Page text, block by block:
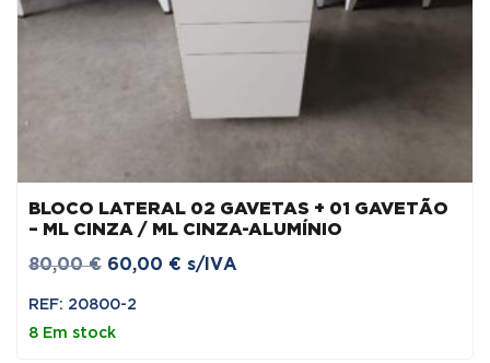
BLOCO LATERAL 02 GAVETAS + 01 GAVETÃO
– ML CINZA / ML CINZA-ALUMÍNIO
80,00€ O
60,00 € O
s/IVA
REF: 20800-2
8 Em stock